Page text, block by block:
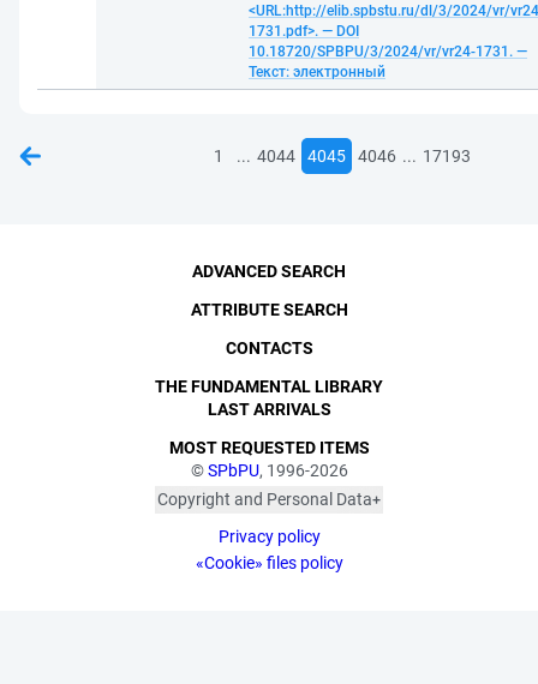
<URL:http://elib.spbstu.ru/dl/3/2024/vr/
1731.pdf>. — DOI
10.18720/SPBPU/3/2024/vr/vr24-1731. —
Текст: электронный
1 ... 4044 4045 4046 ... 17193
©SPbPU, 1996-2026
Copyright and Personal Data
published with the
consent of the individuals
Privacy policy
«Cookie» files policy
ADVANCED SEARCH
ATTRIBUTE SEARCH
CONTACTS
THE FUNDAMENTAL LIBRARY
LAST ARRIVALS
MOST REQUESTED ITEMS